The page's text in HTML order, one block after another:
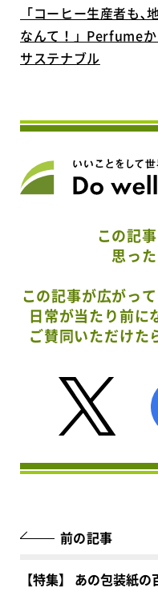
「コーヒー生産者も､
なんて！」Perfume
サステナブル
この記
思っ
この記事が広がっ
日常が当たり前に
ご賛同いただけた
前の記事
【特集】 あの包装紙の